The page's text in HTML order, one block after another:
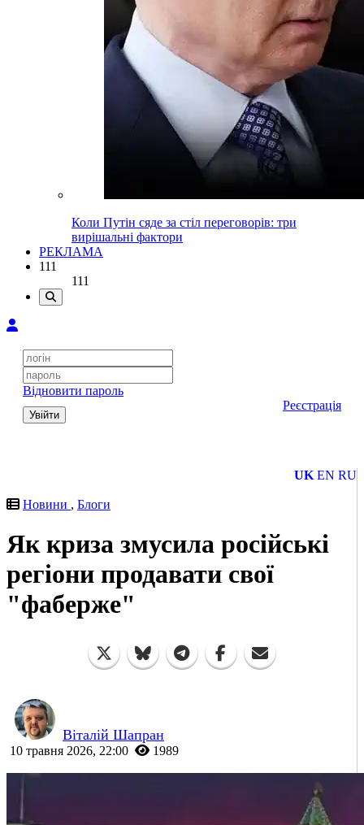
Коли Путін сяде за стіл переговорів: три
вирішальні фактори
РЕКЛАМА
111
111
Відновити пароль
Увійти
Реєстрація
UK EN RU
Новини , Блоги
Як криза змусила російські
регіони продавати свої
"фаберже"
Віталій Шапран
10 травня 2026, 22:00 1989